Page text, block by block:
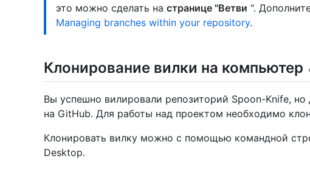
это можно сделать на странице "Ветви ".
Managing branches within your repository.
Клонирование вилки на компьютер
Вы успешно вилировали репозиторий Spoon-Knife,
на GitHub. Для работы над проектом необходимо
Клонировать вилку можно с помощью командной
Desktop.